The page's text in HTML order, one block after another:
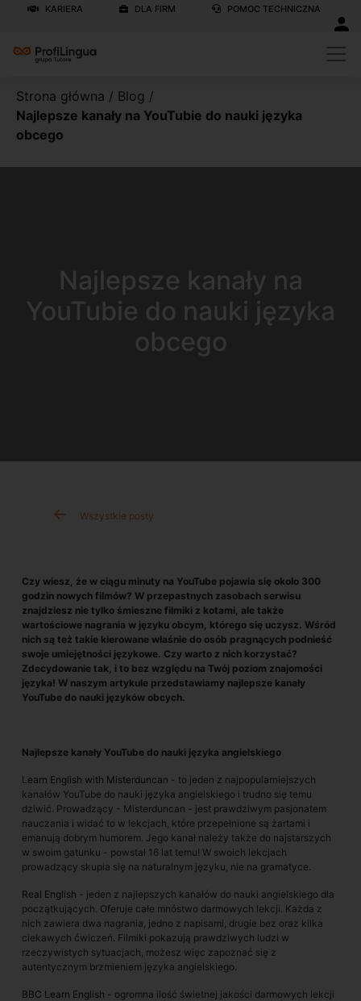
KARIERA DLA FIRM POMOC TECHNICZNA
Strona główna / Blog /
Najlepsze kanały na YouTubie do nauki języka
obcego
Najlepsze kanały na
YouTubie do nauki języka
obcego
Wszystkie posty
Czy wiesz, że w ciągu minuty na YouTube pojawia się około 300
godzin nowych filmów? W przepastnych zasobach serwisu
znajdziesz nie tylko śmieszne filmiki z kotami, ale także
wartościowe nagrania w języku obcym, którego się uczysz. Wśród
nich są też takie kierowane właśnie do osób pragnących podnieść
swoje umiejętności językowe. Czy warto z nich korzystać?
Zdecydowanie tak, i to bez względu na Twój poziom znajomości
języka! W naszym artykule przedstawiamy najlepsze kanały
YouTube do nauki języków obcych.
Najlepsze kanały YouTube do nauki języka angielskiego
Learn English with Misterduncan - to jeden z najpopularniejszych
kanałów YouTube do nauki języka angielskiego i trudno się temu
dziwić. Prowadzący - Misterduncan - jest prawdziwym pasjonatem
nauczania i widać to w lekcjach, które przepełnione są żartami i
emanują dobrym humorem. Jego kanał należy także do najstarszych
w swoim gatunku - powstał 16 lat temu! W swoich lekcjach
prowadzący skupia się na naturalnym języku, nie na gramatyce.
Real English - jeden z najlepszych kanałów do nauki angielskiego dla
początkujących. Oferuje całe mnóstwo darmowych lekcji. Każda z
nich zawiera dwa nagrania, jedno z napisami, drugie bez oraz kilka
ciekawych ćwiczeń. Filmiki pokazują prawdziwych ludzi w
rzeczywistych sytuacjach, możesz więc zapoznać się z
autentycznym brzmieniem języka angielskiego.
BBC Learn English - ogromna ilość świetnej jakości darmowych lekcji